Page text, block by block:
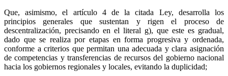
Que, asimismo, el artículo 4 de la citada Ley, desarrolla los
principios generales que sustentan y rigen el proceso de
descentralización, precisando en el literal g), que este es gradual,
dado que se realiza por etapas en forma progresiva y ordenada,
conforme a criterios que permitan una adecuada y clara asignación
de competencias y transferencias de recursos del gobierno nacional
hacia los gobiernos regionales y locales, evitando la duplicidad;